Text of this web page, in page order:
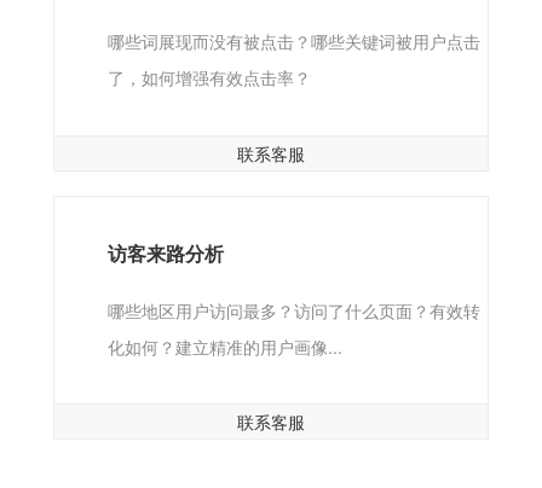
哪些词展现而没有被点击？哪些关键词被用户点击
了，如何增强有效点击率？
联系客服
访客来路分析
哪些地区用户访问最多？访问了什么页面？有效转
化如何？建立精准的用户画像...
联系客服